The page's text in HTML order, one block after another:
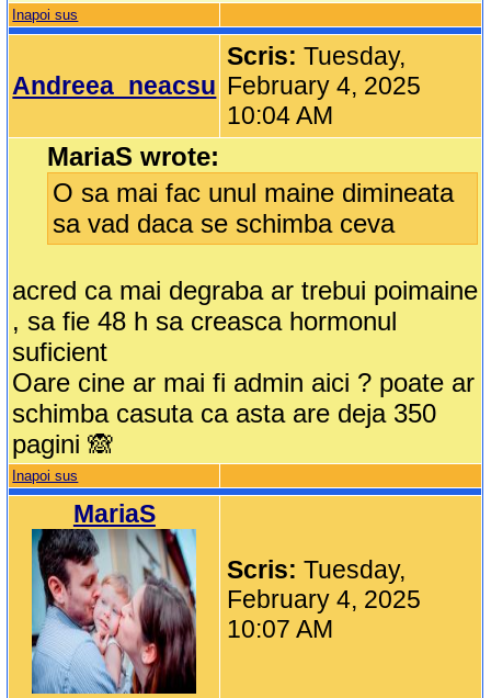
Inapoi sus
Andreea_neacsu
Scris:Tuesday,
February 4, 2025
10:04 AM
MariaS wrote:
O sa mai fac unul maine dimineata
sa vad daca se schimba ceva
acred ca mai degraba ar trebui poimaine
, sa fie 48 h sa creasca hormonul
suficient
Oare cine ar mai fi admin aici ? poate ar
schimba casuta ca asta are deja 350
pagini 🙈
Inapoi sus
MariaS
Scris:Tuesday,
February 4, 2025
10:07 AM